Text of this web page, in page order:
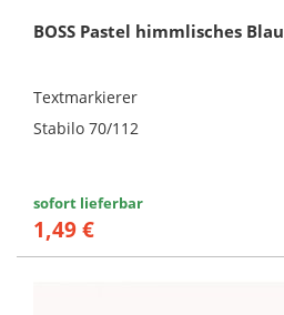
BOSS Pastel himmlisches Blau
Textmarkierer
Stabilo 70/112
sofort lieferbar
1,49 €